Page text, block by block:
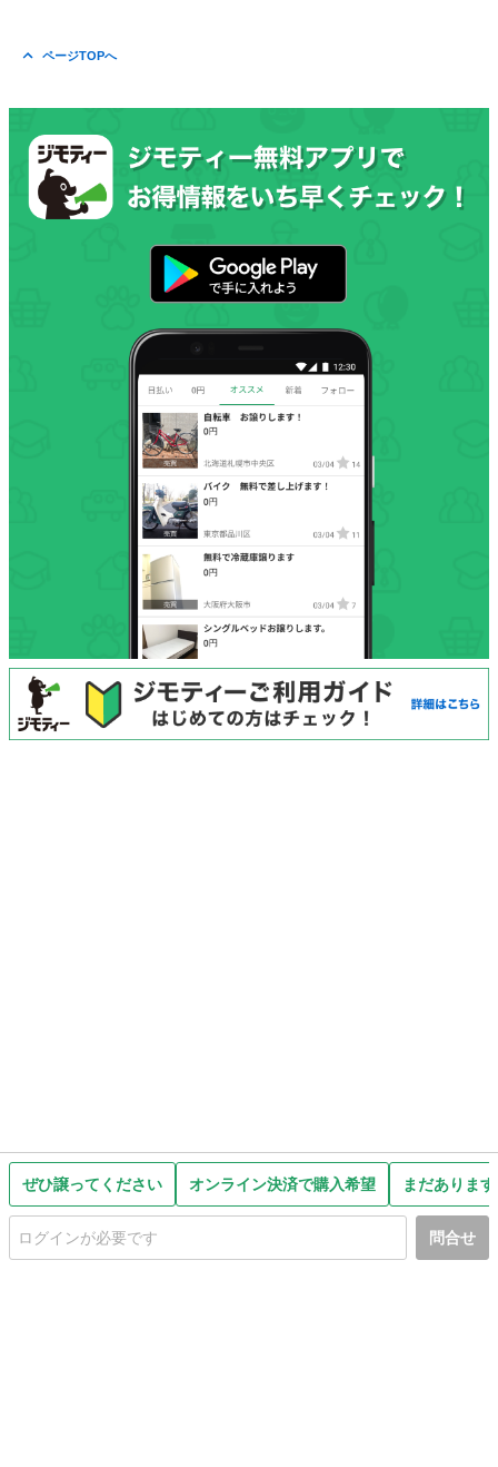
ぜひ譲ってください オンライン決済で購入希望 まだありま
問合せ
ページTOPへ